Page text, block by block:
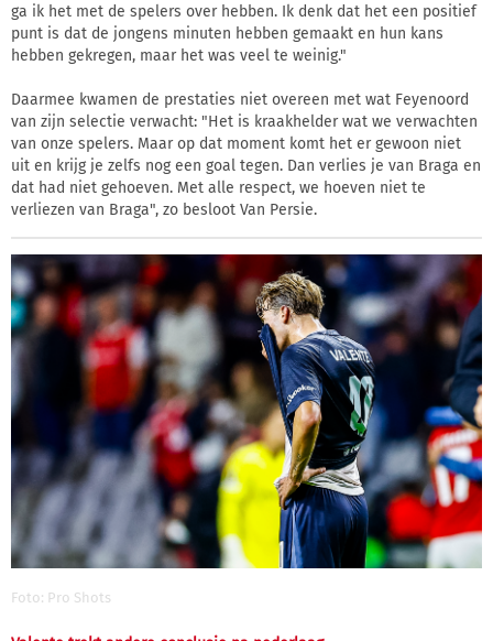
ga ik het met de spelers over hebben. Ik denk dat het een positief
punt is dat de jongens minuten hebben gemaakt en hun kans
hebben gekregen, maar het was veel te weinig."
Daarmee kwamen de prestaties niet overeen met wat Feyenoord
van zijn selectie verwacht: "Het is kraakhelder wat we verwachten
van onze spelers. Maar op dat moment komt het er gewoon niet
uit en krijg je zelfs nog een goal tegen. Dan verlies je van Braga en
dat had niet gehoeven. Met alle respect, we hoeven niet te
verliezen van Braga", zo besloot Van Persie.
Foto: Pro Shots